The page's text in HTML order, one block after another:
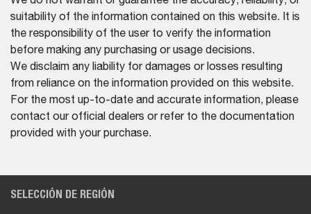
suitability of the information contained on this website. It is
the responsibility of the user to verify the information
before making any purchasing or usage decisions.
We disclaim any liability for damages or losses resulting
from reliance on the information provided on this website.
For the most up-to-date and accurate information, please
contact our official dealers or refer to the documentation
provided with your purchase.
SELECCIÓN DE REGIÓN